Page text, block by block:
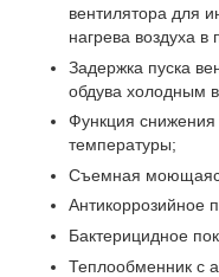
вентилятора для
нагрева воздуха
Задержка пуска
обдува холодным
Функция снижения
температуры;
Съемная
Антикоррозийное
Бактерицидное
Теплообменник с